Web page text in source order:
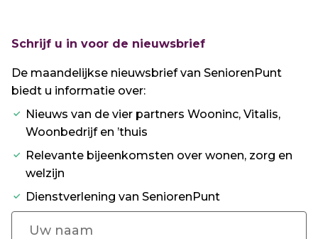
Schrijf u in voor de nieuwsbrief
De maandelijkse nieuwsbrief van SeniorenPunt
biedt u informatie over:
Nieuws van de vier partners Wooninc, Vitalis,
Woonbedrijf en ’thuis
Relevante bijeenkomsten over wonen, zorg en
welzijn
Dienstverlening van SeniorenPunt